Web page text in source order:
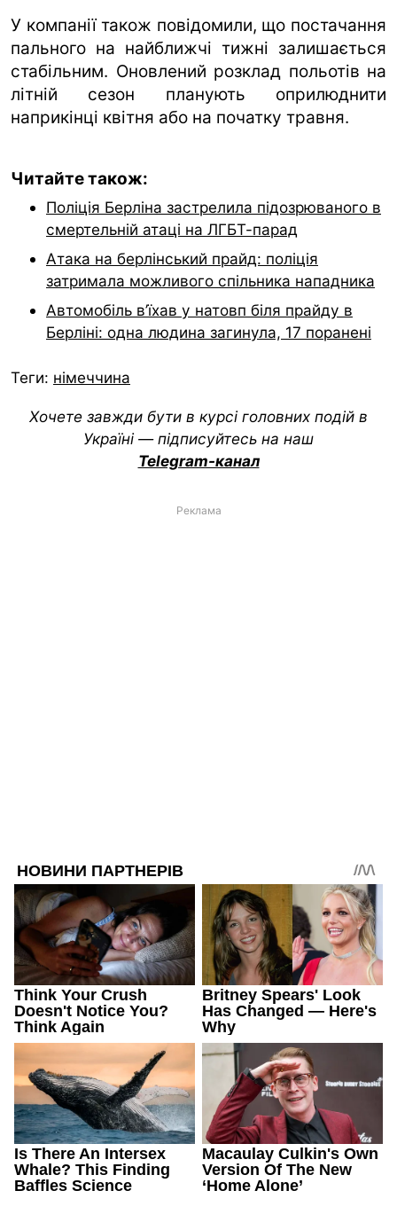
У компанії також повідомили, що постачання
пального на найближчі тижні залишається
стабільним. Оновлений розклад польотів на
літній сезон планують оприлюднити
наприкінці квітня або на початку травня.
Читайте також:
Поліція Берліна застрелила підозрюваного в
смертельній атаці на ЛГБТ-парад
Атака на берлінський прайд: поліція
затримала можливого спільника нападника
Автомобіль в’їхав у натовп біля прайду в
Берліні: одна людина загинула, 17 поранені
Теги: німеччина
Хочете завжди бути в курсі головних подій в
Україні — підписуйтесь на наш
Telegram-канал
Реклама